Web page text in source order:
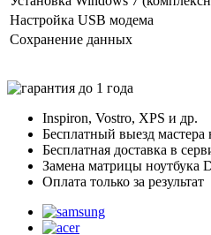
Настройка USB модема
Сохранение данных
Inspiron, Vostro, XPS и др.
Бесплатный выезд мастера
Бесплатная доставка в
Замена матрицы ноутбука
Оплата только за результат